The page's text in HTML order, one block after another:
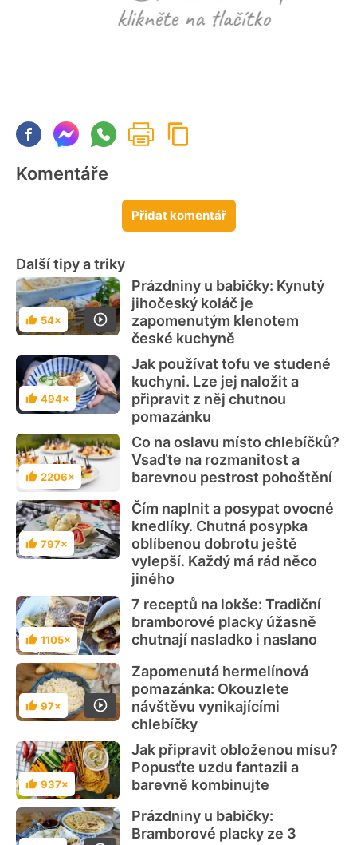
Komentáře
Přidat komentář
Další tipy a triky
Hodnocení
54×
Prázdniny u babičky: Kynutý
jihočeský koláč je
zapomenutým klenotem
české kuchyně
Hodnocení
494×
Jak používat tofu ve studené
kuchyni. Lze jej naložit a
připravit z něj chutnou
pomazánku
Hodnocení
2206×
Co na oslavu místo chlebíčků?
Vsaďte na rozmanitost a
barevnou pestrost pohoštění
Hodnocení
797×
Čím naplnit a posypat ovocné
knedlíky. Chutná posypka
oblíbenou dobrotu ještě
vylepší. Každý má rád něco
jiného
Hodnocení
1105×
7 receptů na lokše: Tradiční
bramborové placky úžasně
chutnají nasladko i naslano
Hodnocení
97×
Zapomenutá hermelínová
pomazánka: Okouzlete
návštěvu vynikajícími
chlebíčky
Hodnocení
937×
Jak připravit obloženou mísu?
Popusťte uzdu fantazii a
barevně kombinujte
Prázdniny u babičky:
Bramborové placky ze 3